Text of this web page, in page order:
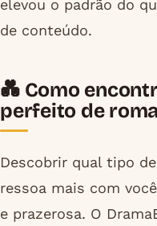
elevou o padrão do
de conteúdo.
💑 Como
perfeito de
Descobrir qual tipo
ressoa mais com
e prazerosa. O